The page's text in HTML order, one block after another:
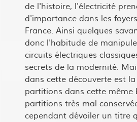
de l'histoire, l'électricité
d'importance dans les
France. Ainsi quelques
donc l'habitude de
circuits électriques
secrets de la modernité.
dans cette découverte est
partitions dans cette même
partitions très mal
cependant dévoiler un titre